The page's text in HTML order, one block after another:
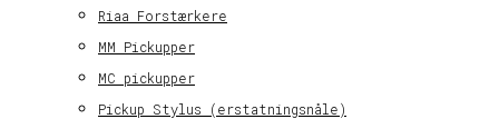
Riaa Forstærkere
MM Pickupper
MC pickupper
Pickup Stylus (erstatningsnåle)